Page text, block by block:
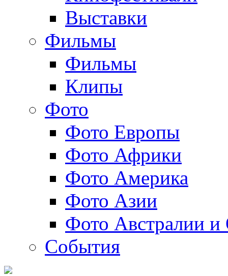
Выставки
Фильмы
Фильмы
Клипы
Фото
Фото Европы
Фото Африки
Фото Америка
Фото Азии
Фото Австралии и
События